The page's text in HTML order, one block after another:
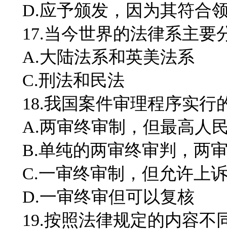
D.应予颁发，因为其符合
17.当今世界的法律系主要
A.大陆法系和英美法
C.刑法和民法 D.成
18.我国案件审理程序实行
A.两审终审制，但最高人
B.单纯的两审终审判，两
C.一审终审制，但允许上
D.一审终审但可以复核
19.按照法律规定的内容不